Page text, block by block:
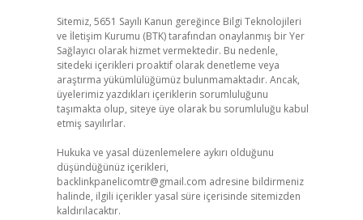
Sitemiz, 5651 Sayılı Kanun gereğince Bilgi Teknolojileri
ve İletişim Kurumu (BTK) tarafından onaylanmış bir Yer
Sağlayıcı olarak hizmet vermektedir. Bu nedenle,
sitedeki içerikleri proaktif olarak denetleme veya
araştırma yükümlülüğümüz bulunmamaktadır. Ancak,
üyelerimiz yazdıkları içeriklerin sorumluluğunu
taşımakta olup, siteye üye olarak bu sorumluluğu kabul
etmiş sayılırlar.
Hukuka ve yasal düzenlemelere aykırı olduğunu
düşündüğünüz içerikleri,
backlinkpanelicomtr@gmail.com adresine bildirmeniz
halinde, ilgili içerikler yasal süre içerisinde sitemizden
kaldırılacaktır.